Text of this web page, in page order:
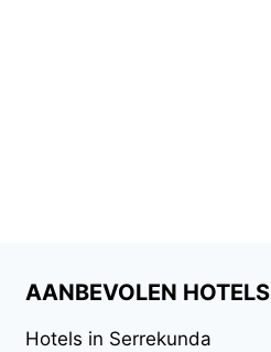
AANBEVOLEN HOTELS
Hotels in Serrekunda